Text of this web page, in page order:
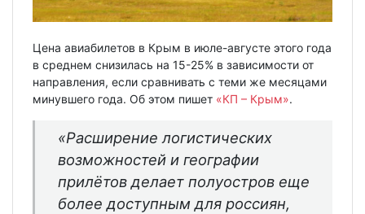
Цена авиабилетов в Крым в июле-августе этого года
в среднем снизилась на 15-25% в зависимости от
направления, если сравнивать с теми же месяцами
минувшего года. Об этом пишет «КП – Крым».
«Расширение логистических
возможностей и географии
прилётов делает полуостров еще
более доступным для россиян,